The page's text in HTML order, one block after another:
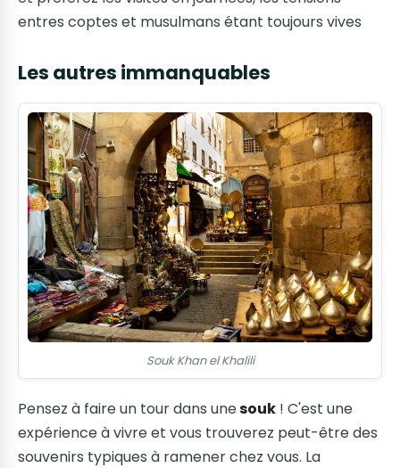
entres coptes et musulmans étant toujours vives
Les autres immanquables
Souk Khan el Khalili
Pensez à faire un tour dans unesouk ! C'est une
expérience à vivre et vous trouverez peut-être des
souvenirs typiques à ramener chez vous. La